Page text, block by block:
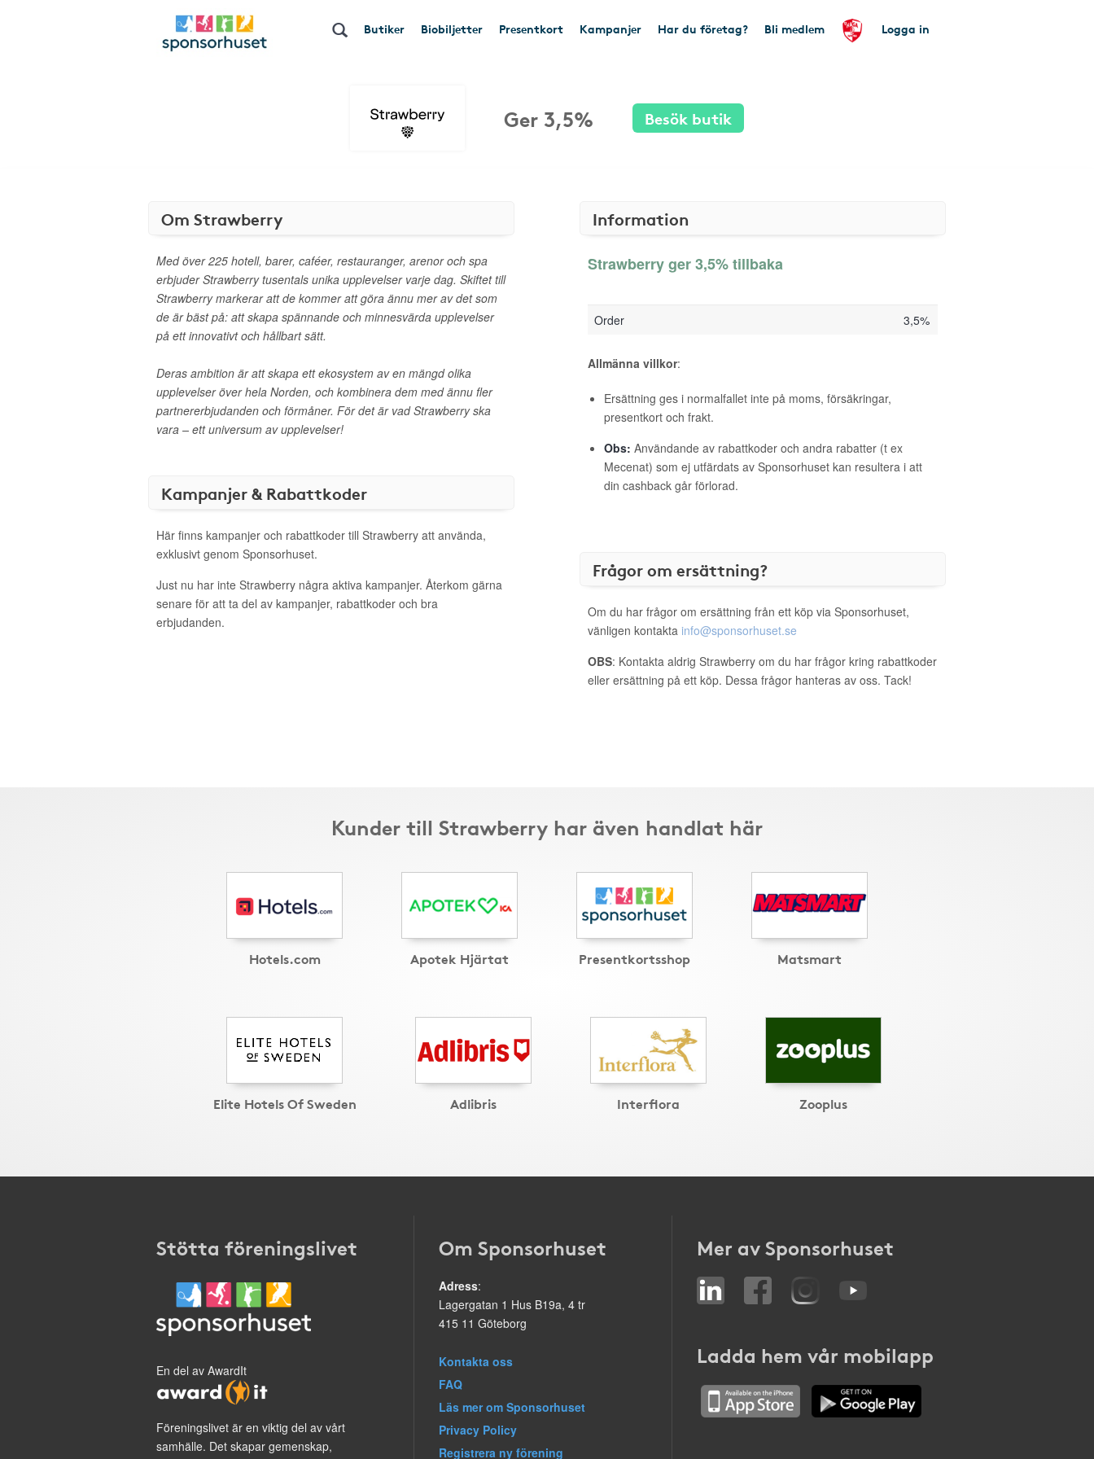
Butiker Biobiljetter Presentkort Kampanjer Har du företag? Bli medlem Logga in
Ger 3,5% Besök butik
Om Strawberry
Med över 225 hotell, barer, caféer, restauranger, arenor och spa
erbjuder Strawberry tusentals unika upplevelser varje dag. Skiftet till
Strawberry markerar att de kommer att göra ännu mer av det som
de är bäst på: att skapa spännande och minnesvärda upplevelser
på ett innovativt och hållbart sätt.
Deras ambition är att skapa ett ekosystem av en mängd olika
upplevelser över hela Norden, och kombinera dem med ännu fler
partnererbjudanden och förmåner. För det är vad Strawberry ska
vara – ett universum av upplevelser!
Kampanjer & Rabattkoder
Här finns kampanjer och rabattkoder till Strawberry att använda,
exklusivt genom Sponsorhuset.
Just nu har inte Strawberry några aktiva kampanjer. Återkom gärna
senare för att ta del av kampanjer, rabattkoder och bra
erbjudanden.
Information
Strawberry ger 3,5% tillbaka
Order 3,5%
Allmänna villkor:
Ersättning ges i normalfallet inte på moms, försäkringar,
presentkort och frakt.
Obs: Användande av rabattkoder och andra rabatter (t ex
Mecenat) som ej utfärdats av Sponsorhuset kan resultera i att
din cashback går förlorad.
Frågor om ersättning?
Om du har frågor om ersättning från ett köp via Sponsorhuset,
vänligen kontakta info@sponsorhuset.se
OBS: Kontakta aldrig Strawberry om du har frågor kring rabattkoder
eller ersättning på ett köp. Dessa frågor hanteras av oss. Tack!
Kunder till Strawberry har även handlat här
Hotels.com Apotek Hjärtat Presentkortsshop Matsmart
Elite Hotels Of Sweden Adlibris Interflora Zooplus
Stötta föreningslivet
En del av AwardIt
Föreningslivet är en viktig del av vårt
samhälle. Det skapar gemenskap,
Om Sponsorhuset
Adress:
Lagergatan 1 Hus B19a, 4 tr
415 11 Göteborg
Kontakta oss
FAQ
Läs mer om Sponsorhuset
Privacy Policy
Registrera ny förening
Mer av Sponsorhuset
Ladda hem vår mobilapp